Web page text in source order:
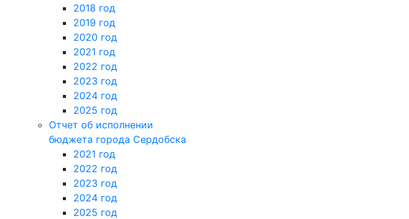
2018 год
2019 год
2020 год
2021 год
2022 год
2023 год
2024 год
2025 год
Отчет об исполнении
бюджета города Сердобска
2021 год
2022 год
2023 год
2024 год
2025 год